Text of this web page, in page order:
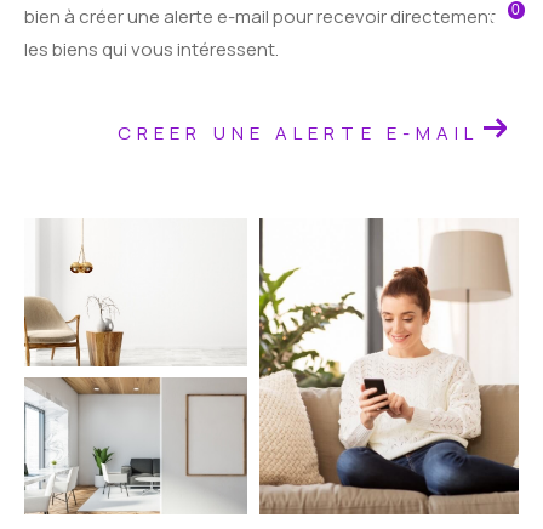
0
bien à créer une alerte e-mail pour recevoir directement
les biens qui vous intéressent.
CREER UNE ALERTE E-MAIL